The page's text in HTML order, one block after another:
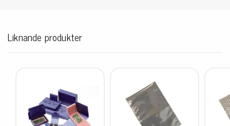
Liknande produkter